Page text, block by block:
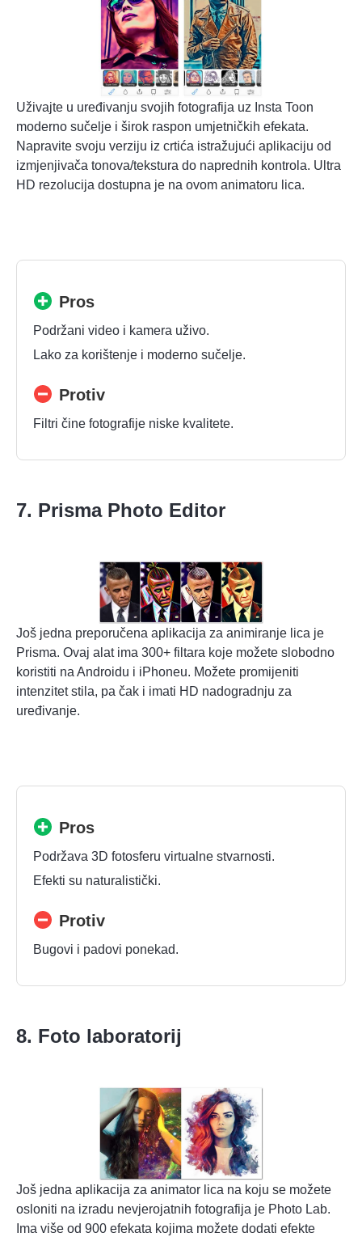
Uživajte u uređivanju svojih fotografija uz Insta Toon
moderno sučelje i širok raspon umjetničkih efekata.
Napravite svoju verziju iz crtića istražujući aplikaciju od
izmjenjivača tonova/tekstura do naprednih kontrola. Ultra
HD rezolucija dostupna je na ovom animatoru lica.
Pros
Podržani video i kamera uživo.
Lako za korištenje i moderno sučelje.
Protiv
Filtri čine fotografije niske kvalitete.
7. Prisma Photo Editor
Još jedna preporučena aplikacija za animiranje lica je
Prisma. Ovaj alat ima 300+ filtara koje možete slobodno
koristiti na Androidu i iPhoneu. Možete promijeniti
intenzitet stila, pa čak i imati HD nadogradnju za
uređivanje.
Pros
Podržava 3D fotosferu virtualne stvarnosti.
Efekti su naturalistički.
Protiv
Bugovi i padovi ponekad.
8. Foto laboratorij
Još jedna aplikacija za animator lica na koju se možete
osloniti na izradu nevjerojatnih fotografija je Photo Lab.
Ima više od 900 efekata kojima možete dodati efekte